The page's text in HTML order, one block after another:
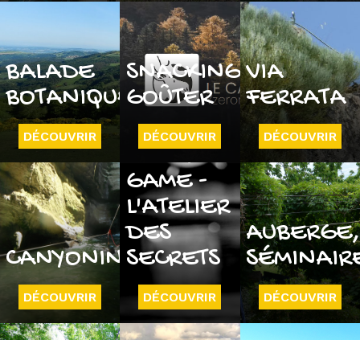
BALADE
BOTANIQUE
DÉCOUVRIR
SNACKING
GOÛTER
DÉCOUVRIR
VIA
FERRATA
DÉCOUVRIR
CANYONING
DÉCOUVRIR
ESCAPE
GAME -
L'ATELIER
DES
SECRETS
DÉCOUVRIR
AUBERGE,
DÉCOUVRIR